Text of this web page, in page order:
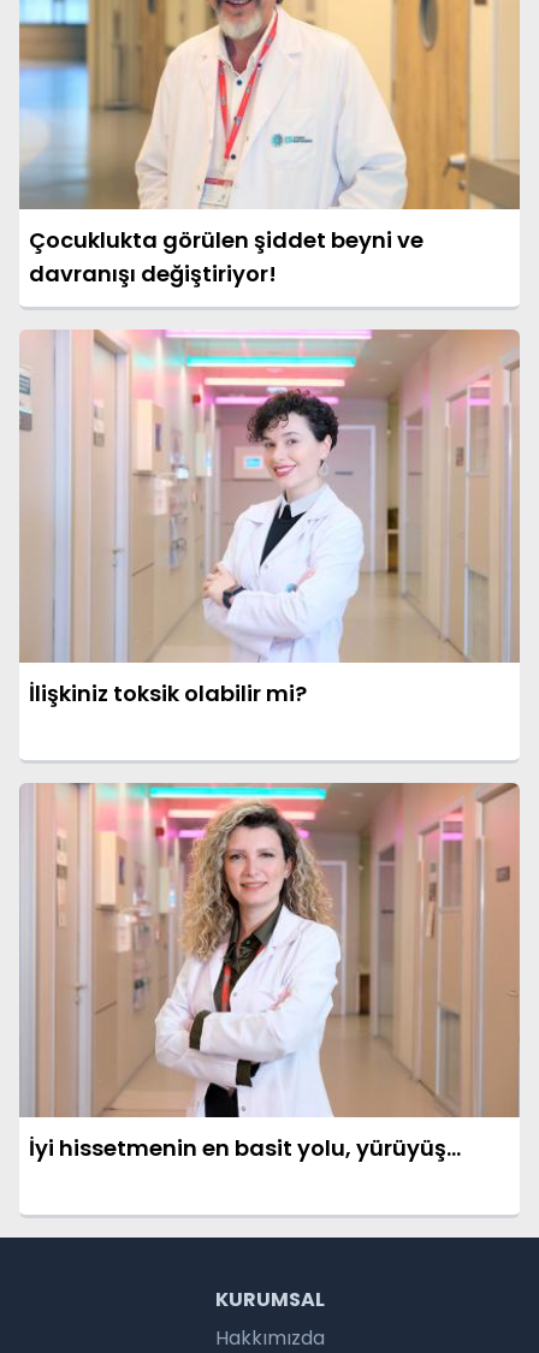
Çocuklukta görülen şiddet beyni ve
davranışı değiştiriyor!
İlişkiniz toksik olabilir mi?
İyi hissetmenin en basit yolu, yürüyüş…
KURUMSAL
Hakkımızda